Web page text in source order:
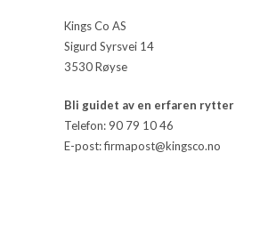
Kings Co AS
Sigurd Syrsvei 14
3530 Røyse
Bli guidet av en erfaren rytter
Telefon: 90 79 10 46
E-post: firmapost@kingsco.no